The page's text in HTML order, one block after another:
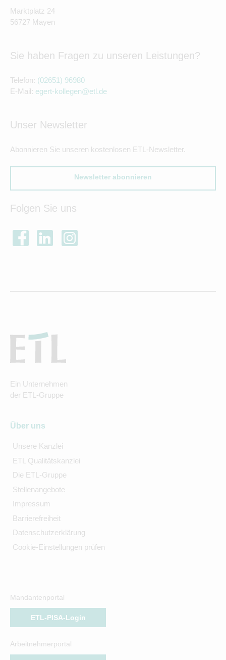
Marktplatz 24
56727 Mayen
Sie haben Fragen zu unseren Leistungen?
Telefon: (02651) 96980
E-Mail: egert-kollegen@etl.de
Unser Newsletter
Abonnieren Sie unseren kostenlosen ETL-Newsletter.
Newsletter abonnieren
Folgen Sie uns
Ein Unternehmen
der ETL-Gruppe
Über uns
Unsere Kanzlei
ETL Qualitätskanzlei
Die ETL-Gruppe
Stellenangebote
Impressum
Barrierefreiheit
Datenschutzerklärung
Cookie-Einstellungen prüfen
Mandantenportal
ETL-PISA-Login
Arbeitnehmerportal